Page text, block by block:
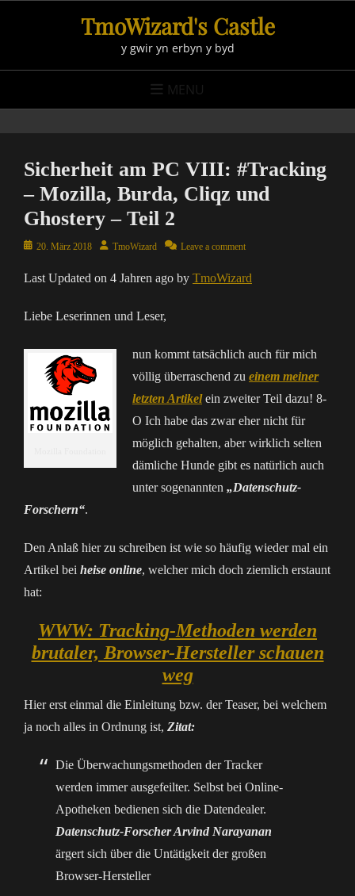
TmoWizard's Castle
y gwir yn erbyn y byd
MENU
Sicherheit am PC VIII: #Tracking
– Mozilla, Burda, Cliqz und
Ghostery – Teil 2
Posted20. März 2018 AuthorTmoWizard Leave a comment
Last Updated on 4 Jahren ago by TmoWizard
Liebe Leserinnen und Leser,
nun kommt tatsächlich auch für mich
völlig überraschend zu einem meiner
letzten Artikelein zweiter Teil dazu! 8-
O Ich habe das zwar eher nicht für
möglich gehalten, aber wirklich selten
dämliche Hunde gibt es natürlich auch
unter sogenannten „Datenschutz-
Forschern“.
Den Anlaß hier zu schreiben ist wie so häufig wieder mal ein
Artikel bei heise online, welcher mich doch ziemlich erstaunt
hat:
WWW: Tracking-Methoden werden
brutaler, Browser-Hersteller schauen
weg
Hier erst einmal die Einleitung bzw. der Teaser, bei welchem
ja noch alles in Ordnung ist, Zitat:
Die Überwachungsmethoden der Tracker
werden immer ausgefeilter. Selbst bei Online-
Apotheken bedienen sich die Datendealer.
Datenschutz-Forscher Arvind Narayanan
ärgert sich über die Untätigkeit der großen
Browser-Hersteller